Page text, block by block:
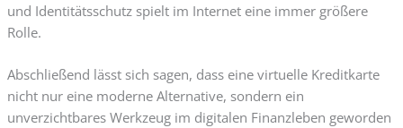
und Identitätsschutz spielt im Internet eine immer größere
Rolle.
Abschließend lässt sich sagen, dass eine virtuelle Kreditkarte
nicht nur eine moderne Alternative, sondern ein
unverzichtbares Werkzeug im digitalen Finanzleben geworden